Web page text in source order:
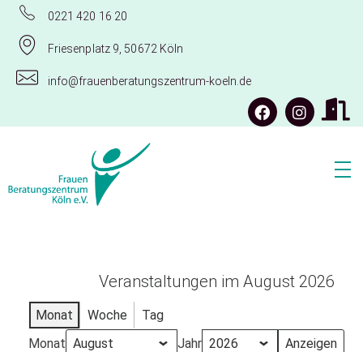
0221 420 16 20
Friesenplatz 9, 50672 Köln
info@frauenberatungszentrum-koeln.de
Veranstaltungen im August 2026
Monat Woche
Tag
Monat
Jahr